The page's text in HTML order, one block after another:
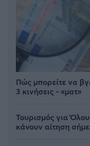
Πώς μπορείτε να
3 κινήσεις - «ματ»
Τουρισμός για
κάνουν αίτηση